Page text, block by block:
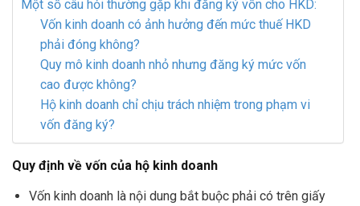
Một số câu hỏi thường gặp khi đăng ký vốn cho HKD:
Vốn kinh doanh có ảnh hưởng đến mức thuế HKD
phải đóng không?
Quy mô kinh doanh nhỏ nhưng đăng ký mức vốn
cao được không?
Hộ kinh doanh chỉ chịu trách nhiệm trong phạm vi
vốn đăng ký?
Quy định về vốn của hộ kinh doanh
Vốn kinh doanh là nội dung bắt buộc phải có trên giấy